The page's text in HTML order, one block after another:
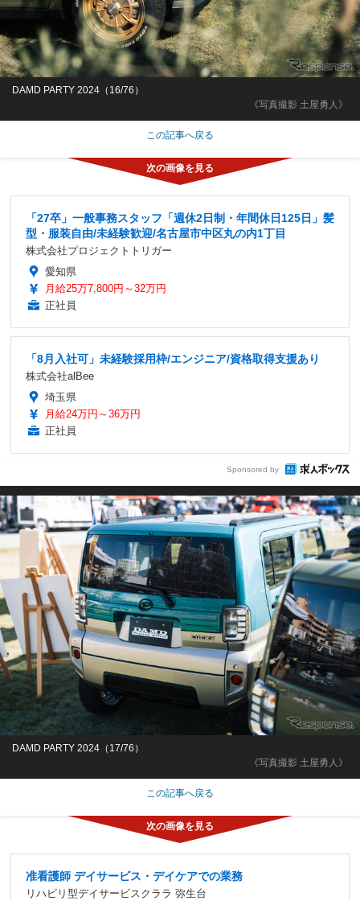
《写真撮影 土屋勇人》
DAMD PARTY 2024（16/76）
この記事へ戻る
「27卒」一般事務スタッフ「週休2日制・年間休日125日」髪
型・服装自由/未経験歓迎/名古屋市中区丸の内1丁目
株式会社プロジェクトトリガー
愛知県
月給25万7,800円～32万円
正社員
「8月入社可」未経験採用枠/エンジニア/資格取得支援あり
株式会社alBee
埼玉県
月給24万円～36万円
正社員
Sponsored by
《写真撮影 土屋勇人》
DAMD PARTY 2024（17/76）
この記事へ戻る
准看護師 デイサービス・デイケアでの業務
リハビリ型デイサービスクララ 弥生台